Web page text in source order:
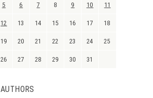
5 6 7 8 9 10 11
12 13 14 15 16 17 18
19 20 21 22 23 24 25
26 27 28 29 30 31
AUTHORS